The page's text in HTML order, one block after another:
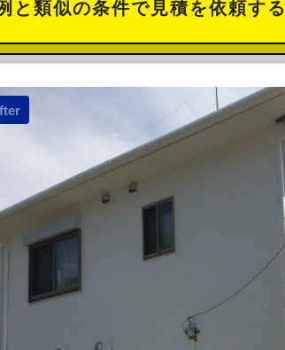
と類似の条件で見積を依頼する